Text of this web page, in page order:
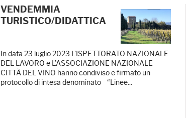
VENDEMMIA
TURISTICO/DIDATTICA
In data 23 luglio 2023 L’ISPETTORATO NAZIONALE
DEL LAVORO e L’ASSOCIAZIONE NAZIONALE
CITTÀ DEL VINO hanno condiviso e firmato un
protocollo di intesa denominato “Linee...